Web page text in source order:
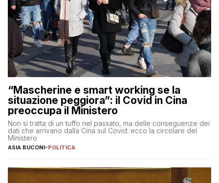
“Mascherine e smart working se la
situazione peggiora”: il Covid in Cina
preoccupa il Ministero
Non si tratta di un tuffo nel passato, ma delle conseguenze dei
dati che arrivano dalla Cina sul Covid: ecco la circolare del
Ministero
ASIA BUCONI-POLITICA